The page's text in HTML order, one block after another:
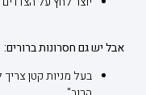
אבל יש גם חסרונות ברורים:
בעל מניות קטן